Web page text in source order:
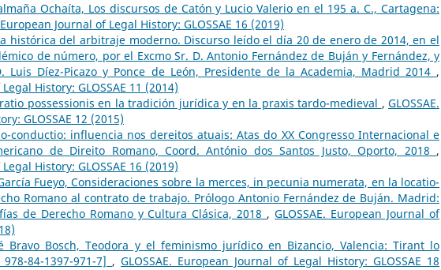
Ochaíta, Los discursos de Catón y Lucio Valerio en el 195 a. C., Cartagena:
European Journal of Legal History: GLOSSAE 16 (2019)
histórica del arbitraje moderno. Discurso leído el día 20 de enero de 2014, en el
de número, por el Excmo Sr. D. Antonio Fernández de Buján y Fernández, y
Luis Díez-Picazo y Ponce de León, Presidente de la Academia, Madrid 2014 ,
History: GLOSSAE 11 (2014)
possessionis en la tradición jurídica y en la praxis tardo-medieval ,GLOSSAE.
GLOSSAE 12 (2015)
conductio: influencia nos dereitos atuais: Atas do XX Congresso Internacional e
de Direito Romano, Coord. António dos Santos Justo, Oporto, 2018 ,
History: GLOSSAE 16 (2019)
Fueyo, Consideraciones sobre la merces, in pecunia numerata, en la locatio-
Romano al contrato de trabajo. Prólogo Antonio Fernández de Buján. Madrid:
de Derecho Romano y Cultura Clásica, 2018 ,GLOSSAE. European Journal of
Bravo Bosch, Teodora y el feminismo jurídico en Bizancio, Valencia: Tirant lo
84-1397-971-7] , GLOSSAE. European Journal of Legal History: GLOSSAE 18